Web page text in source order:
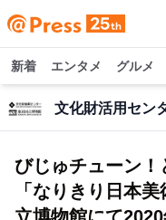
新着 エンタメ グルメ
びじゅチューン
「なりきり日本